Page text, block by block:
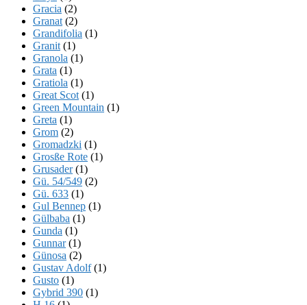
Gracia (2)
Granat (2)
Grandifolia (1)
Granit (1)
Granola (1)
Grata (1)
Gratiola (1)
Great Scot (1)
Green Mountain (1)
Greta (1)
Grom (2)
Gromadzki (1)
Grosße Rote (1)
Grusader(1)
Gü. 54/549 (2)
Gü. 633 (1)
Gul Bennep (1)
Gülbaba (1)
Gunda (1)
Gunnar(1)
Günosa (2)
Gustav Adolf(1)
Gusto (1)
Gybrid 390 (1)